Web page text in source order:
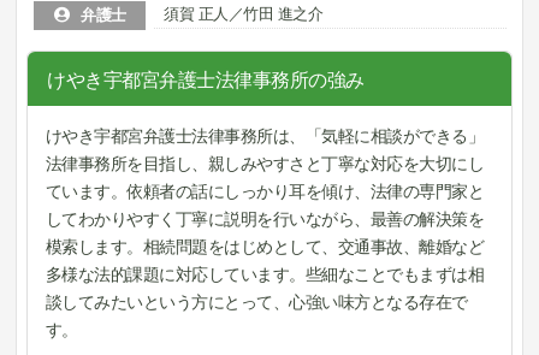
弁護士 須賀 正人／竹田 進之介
けやき宇都宮弁護士法律事務所の強み
けやき宇都宮弁護士法律事務所は、「気軽に相談ができる」
法律事務所を目指し、親しみやすさと丁寧な対応を大切にし
ています。依頼者の話にしっかり耳を傾け、法律の専門家と
してわかりやすく丁寧に説明を行いながら、最善の解決策を
模索します。相続問題をはじめとして、交通事故、離婚など
多様な法的課題に対応しています。些細なことでもまずは相
談してみたいという方にとって、心強い味方となる存在で
す。